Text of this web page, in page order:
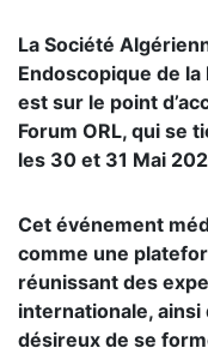
La Société
Endoscopique de la
est sur le point
Forum ORL, qui se
les 30 et 31 Mai
Cet événement
comme une
réunissant des
internationale,
désireux de se